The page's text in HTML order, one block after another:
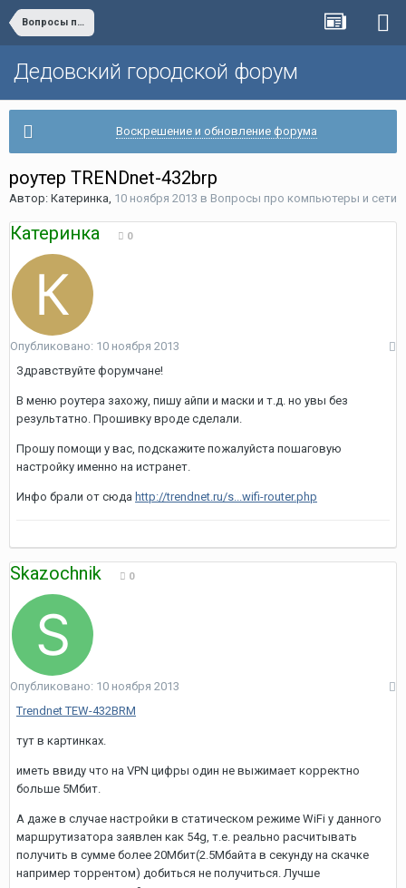
Вопросы про компьютеры и сети
Дедовский городской форум
Воскрешение и обновление форума
роутер TRENDnet-432brp
Автор: Катеринка, 10 ноября 2013 в Вопросы про компьютеры и сети
Катеринка 0
Опубликовано: 10 ноября 2013
Здравствуйте форумчане!
В меню роутера захожу, пишу айпи и маски и т.д. но увы без
результатно. Прошивку вроде сделали.
Прошу помощи у вас, подскажите пожалуйста пошаговую
настройку именно на истранет.
Инфо брали от сюда http://trendnet.ru/s...wifi-router.php
Skazochnik 0
Опубликовано: 10 ноября 2013
Trendnet TEW-432BRM
тут в картинках.
иметь ввиду что на VPN цифры один не выжимает корректно
больше 5Мбит.
А даже в случае настройки в статическом режиме WiFi у данного
маршрутизатора заявлен как 54g, т.е. реально расчитывать
получить в сумме более 20Мбит(2.5Мбайта в секунду на скачке
например торрентом) добиться не получиться. Лучше